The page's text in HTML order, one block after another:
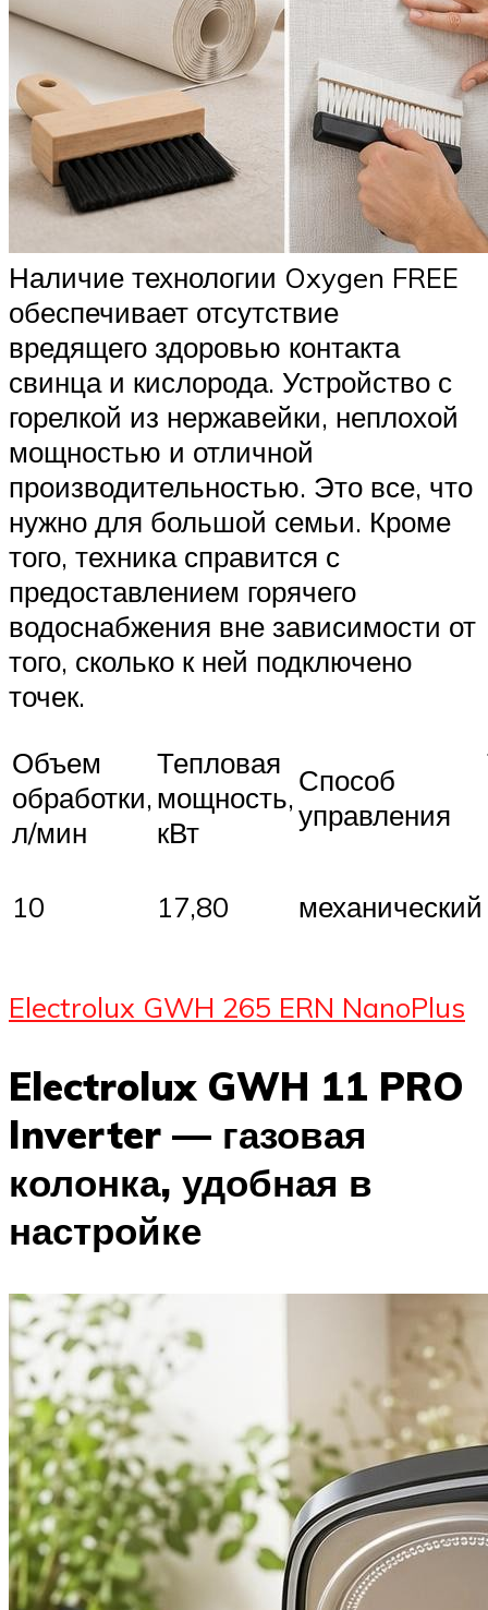
Наличие технологии Oxygen FREE
обеспечивает отсутствие
вредящего здоровью контакта
свинца и кислорода. Устройство с
горелкой из нержавейки, неплохой
мощностью и отличной
производительностью. Это все, что
нужно для большой семьи. Кроме
того, техника справится с
предоставлением горячего
водоснабжения вне зависимости от
того, сколько к ней подключено
точек.
Объем
обработки,
л/мин
Тепловая
мощность,
кВт
Способ
управления
10 17,80 механический
Electrolux GWH 265 ERN NanoPlus
Electrolux GWH 11 PRO
Inverter — газовая
колонка, удобная в
настройке